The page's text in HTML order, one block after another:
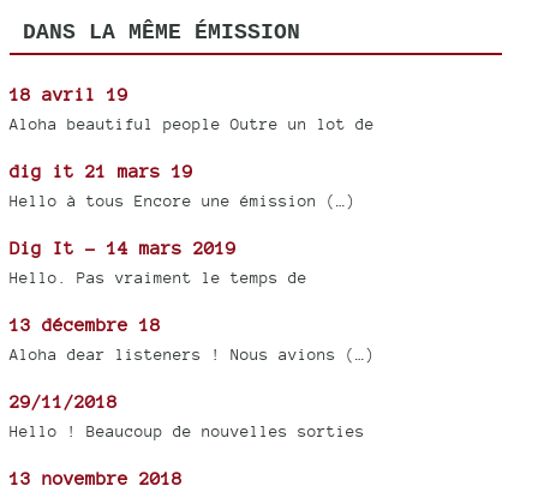
DANS LA MÊME ÉMISSION
18 avril 19
Aloha beautiful people Outre un lot de
dig it 21 mars 19
Hello à tous Encore une émission (…)
Dig It - 14 mars 2019
Hello. Pas vraiment le temps de
13 décembre 18
Aloha dear listeners ! Nous avions (…)
29/11/2018
Hello ! Beaucoup de nouvelles sorties
13 novembre 2018